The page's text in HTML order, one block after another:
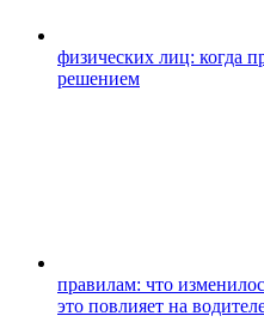
физических лиц: когда
решением
правилам: что
это повлияет на